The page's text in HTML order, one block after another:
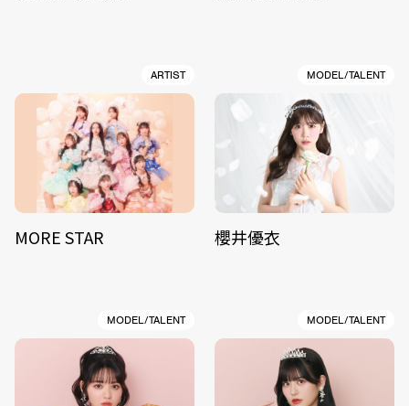
ARTIST
MORE STAR
MODEL/TALENT
櫻井優衣
MODEL/TALENT MODEL/TALENT